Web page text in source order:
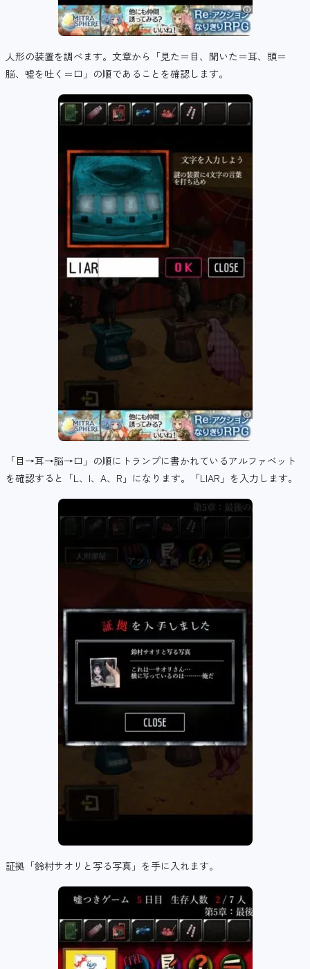
人形の装置を調べます。文章から「見た＝目、聞いた＝耳、頭＝
脳、嘘を吐く＝口」の順であることを確認します。
「目→耳→脳→口」の順にトランプに書かれているアルファベット
を確認すると「L、I、A、R」になります。「LIAR」を入力します。
証拠「鈴村サオリと写る写真」を手に入れます。